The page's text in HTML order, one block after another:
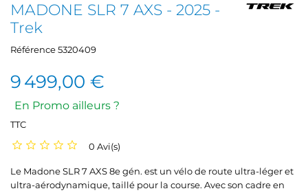
MADONE SLR 7 AXS - 2025 -
Trek
Référence5320409
9 499,00 €
En Promo ailleurs ?
TTC
0 Avi(s)
Le Madone SLR 7 AXS 8e gén. est un vélo de route ultra-léger et
ultra-aérodynamique, taillé pour la course. Avec son cadre en